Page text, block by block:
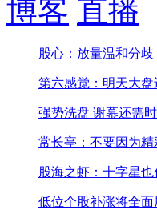
博客 直播
股心：放量温和分
第六感觉：明天大盘
强势洗盘 谢幕还需时
常长亭：不要因为
股海之虾：十字星
低位个股补涨将全面